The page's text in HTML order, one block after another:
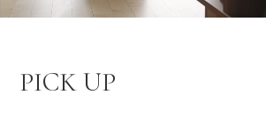
店舗情報
PICK UP